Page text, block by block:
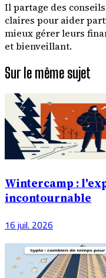
Il partage des
claires pour aider
mieux gérer leurs
et bienveillant.
Sur le même sujet
Wintercamp :
incontournable
16 juil. 2026